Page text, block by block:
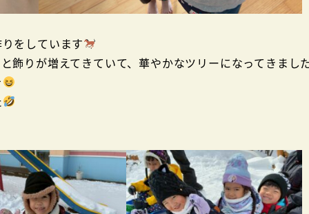
をしています
飾りが増えてきていて、華やかなツリーになってきまし